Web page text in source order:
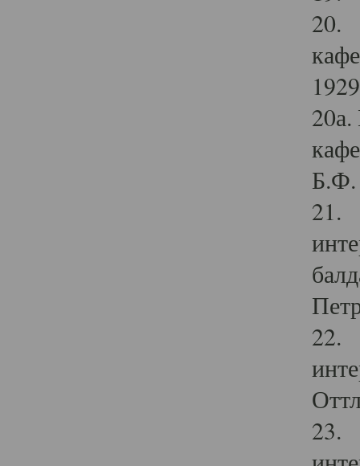
20.
Б.Ф.
21.
22.
23.